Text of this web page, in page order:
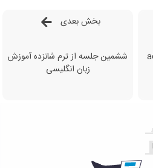
بخش بعدی
ششمین جلسه از ترم شانزده آموزش
زبان انگلیسی